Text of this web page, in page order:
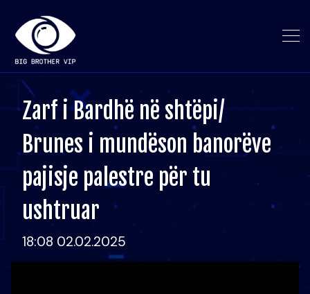
Zarf i Bardhë në shtëpi/
Brunes i mundëson banorëve
pajisje palestre për tu
ushtruar
18:08 02.02.2025